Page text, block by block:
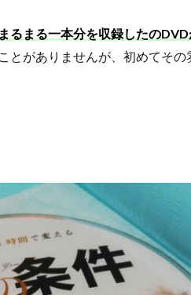
るまる一本分を収録したのDVD
がありませんが、初めてその